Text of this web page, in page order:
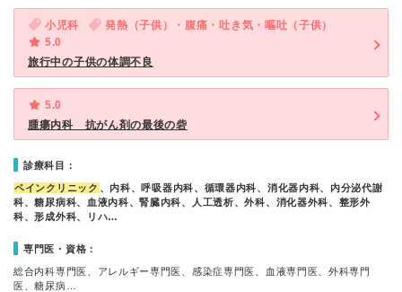
小児科
発熱（子供）・腹痛・吐き気・嘔吐（子供）
5.0
旅行中の子供の体調不良
5.0
腫瘍内科 抗がん剤の最後の砦
診療科目：
ペインクリニック 、内科、呼吸器内科、循環器内科、消化器内科、内分泌代謝
科、糖尿病科、血液内科、腎臓内科、人工透析、外科、消化器外科、整形外
科、形成外科、リハ…
専門医・資格：
総合内科専門医、アレルギー専門医、感染症専門医、血液専門医、外科専門
医、糖尿病…